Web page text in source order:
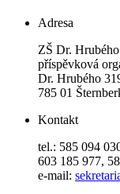
Adresa
ZŠ Dr.
příspěvková
Dr. Hrubého
785 01
Kontakt
tel.: 585 094
603 185 977,
e-mail: